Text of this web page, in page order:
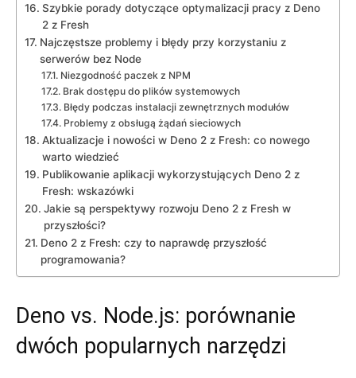
Szybkie‍ porady dotyczące optymalizacji pracy z Deno
2 ‌z Fresh
Najczęstsze problemy i błędy ‍przy korzystaniu z
serwerów ‌bez⁢ Node
Niezgodność paczek z⁤ NPM
Brak dostępu⁢ do plików systemowych
Błędy⁢ podczas instalacji ⁣zewnętrznych modułów
Problemy z obsługą żądań sieciowych
Aktualizacje i nowości w ⁢Deno 2 z ​Fresh: ⁢co nowego
warto ‌wiedzieć
Publikowanie aplikacji wykorzystujących Deno 2 ⁣z ​
Fresh: wskazówki
Jakie są perspektywy rozwoju Deno 2 z Fresh w
⁤przyszłości?
Deno⁤ 2 z Fresh: czy to naprawdę przyszłość
programowania?
Deno vs. ⁤Node.js: porównanie
⁤dwóch popularnych narzędzi